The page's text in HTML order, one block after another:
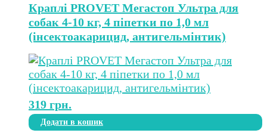
Краплі PROVET Мегастоп Ультра для
собак 4-10 кг, 4 піпетки по 1,0 мл
(інсектоакарицид, антигельмінтик)
319 грн.
Додати в кошик